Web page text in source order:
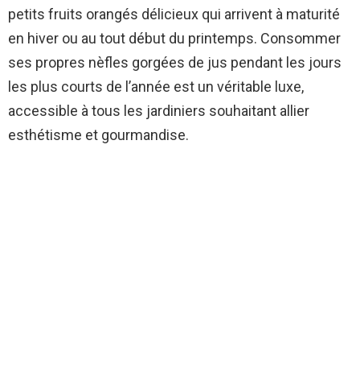
petits fruits orangés délicieux qui arrivent à maturité
en hiver ou au tout début du printemps. Consommer
ses propres nèfles gorgées de jus pendant les jours
les plus courts de l’année est un véritable luxe,
accessible à tous les jardiniers souhaitant allier
esthétisme et gourmandise.